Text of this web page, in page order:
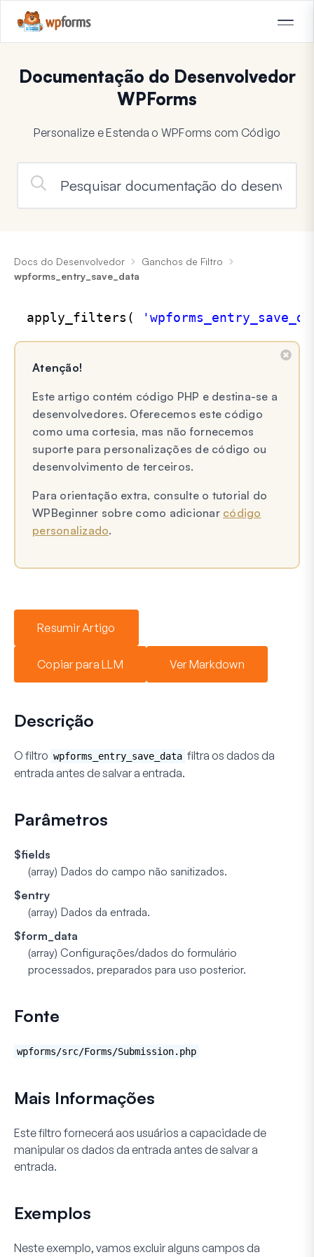
Documentação do Desenvolvedor
WPForms
Personalize e Estenda o WPForms com Código
Docs do Desenvolvedor
Ganchos de Filtro
wpforms_entry_save_data
apply_filters(
Atenção!
Este artigo contém código PHP e destina-se a
desenvolvedores. Oferecemos este código
como uma cortesia, mas não fornecemos
suporte para personalizações de código ou
desenvolvimento de terceiros.
Para orientação extra, consulte o tutorial do
WPBeginner sobre como adicionar código
personalizado.
Resumir Artigo
Copiar para LLM Ver Markdown
Descrição
O filtro wpforms_entry_save_data filtra os dados da
entrada antes de salvar a entrada.
Parâmetros
$fields
(array) Dados do campo não sanitizados.
$entry
(array) Dados da entrada.
$form_data
(array) Configurações/dados do formulário
processados, preparados para uso posterior.
Fonte
wpforms/src/Forms/Submission.php
Mais Informações
Este filtro fornecerá aos usuários a capacidade de
manipular os dados da entrada antes de salvar a
entrada.
Exemplos
Neste exemplo, vamos excluir alguns campos da